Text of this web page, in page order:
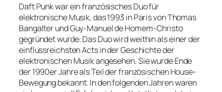
Daft Punk war ein französisches Duo für
elektronische Musik, das 1993 in Paris von Thomas
Bangalter und Guy-Manuel de Homem-Christo
gegründet wurde. Das Duo wird weithin als einer der
einflussreichsten Acts in der Geschichte der
elektronischen Musik angesehen. Sie wurde Ende
der 1990er Jahre als Teil der französischen House-
Bewegung bekannt. In den folgenden Jahren waren